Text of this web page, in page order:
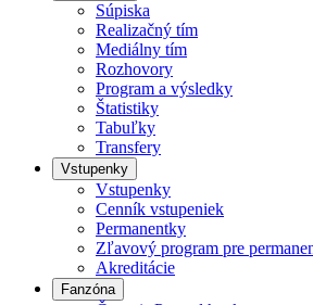
Súpiska
Realizačný tím
Mediálny tím
Rozhovory
Program a výsledky
Štatistiky
Tabuľky
Transfery
Vstupenky
Vstupenky
Cenník vstupeniek
Permanentky
Zľavový program pre
Akreditácie
Fanzóna